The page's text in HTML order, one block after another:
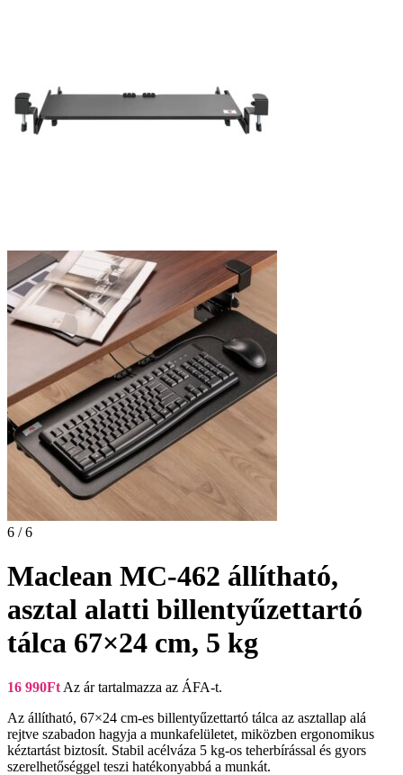
6 / 6
Maclean MC-462 állítható,
asztal alatti billentyűzettartó
tálca 67×24 cm, 5 kg
16 990Ft Az ár tartalmazza az ÁFA-t.
Az állítható, 67×24 cm-es billentyűzettartó tálca az asztallap alá
rejtve szabadon hagyja a munkafelületet, miközben ergonomikus
kéztartást biztosít. Stabil acélváza 5 kg-os teherbírással és gyors
szerelhetőséggel teszi hatékonyabbá a munkát.